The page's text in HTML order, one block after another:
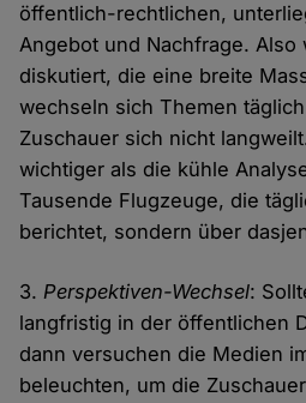
öffentlich-rechtlichen,
Angebot und Nachfrage. Also
diskutiert, die eine breite
wechseln sich Themen
Zuschauer sich nicht
wichtiger als die kühle
Tausende Flugzeuge, die
berichtet, sondern über
3.Perspektiven-Wechsel:
langfristig in der öffentlichen
dann versuchen die Medien
beleuchten, um die